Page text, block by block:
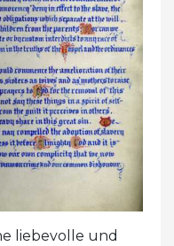
liebevolle und